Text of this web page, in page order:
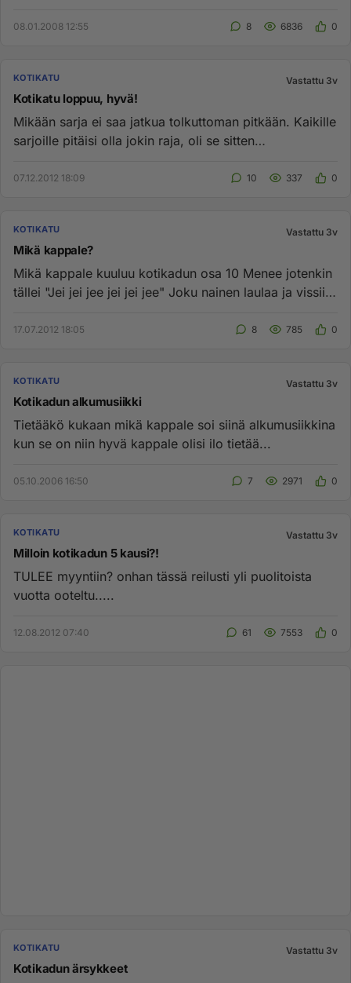
08.01.2008 12:55 8 6836 0
KOTIKATU Vastattu 3v
Kotikatu loppuu, hyvä!
Mikään sarja ei saa jatkua tolkuttoman pitkään. Kaikille
sarjoille pitäisi olla jokin raja, oli se sitten
07.12.2012 18:09 10 337 0
KOTIKATU Vastattu 3v
Mikä kappale?
Mikä kappale kuuluu kotikadun osa 10 Menee jotenkin
tällei "Jei jei jee jei jei jee" Joku nainen laulaa ja vissii
17.07.2012 18:05 8 785 0
KOTIKATU Vastattu 3v
Kotikadun alkumusiikki
Tietääkö kukaan mikä kappale soi siinä alkumusiikkina
kun se on niin hyvä kappale olisi ilo tietää...
05.10.2006 16:50 7 2971 0
KOTIKATU Vastattu 3v
Milloin kotikadun 5 kausi?!
TULEE myyntiin? onhan tässä reilusti yli puolitoista
vuotta ooteltu.....
12.08.2012 07:40 61 7553 0
KOTIKATU Vastattu 3v
Kotikadun ärsykkeet